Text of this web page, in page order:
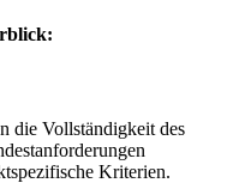
die Vollständigkeit des
Kriterien.